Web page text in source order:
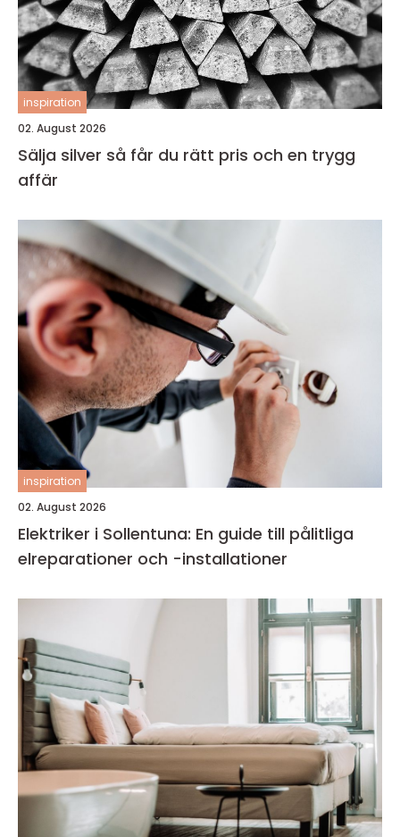
inspiration
02. August 2026
Sälja silver så får du rätt pris och en trygg
affär
inspiration
02. August 2026
Elektriker i Sollentuna: En guide till pålitliga
elreparationer och -installationer